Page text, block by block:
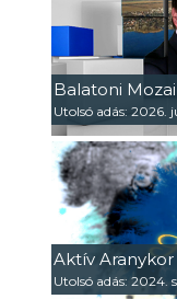
Balatoni
Utolsó adás: 2026.
Aktív Aranykor
Utolsó adás: 2024.